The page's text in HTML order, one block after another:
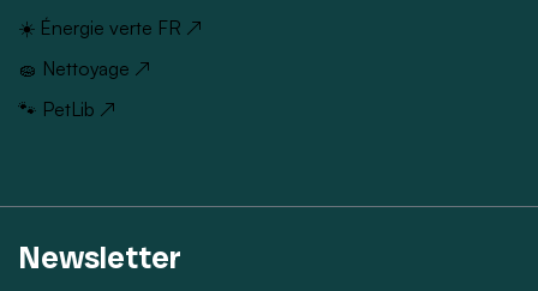
☀️ Énergie verte FR ↗
🧽 Nettoyage ↗
🐾 PetLib ↗
Newsletter